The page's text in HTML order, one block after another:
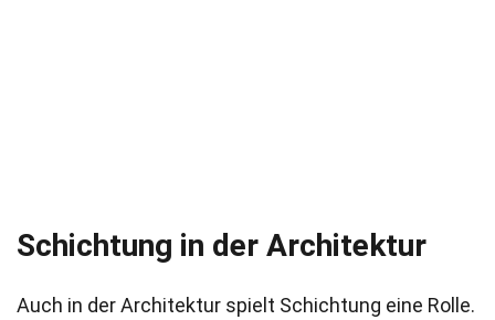
Schichtung in der Architektur
Auch in der Architektur spielt Schichtung eine Rolle.